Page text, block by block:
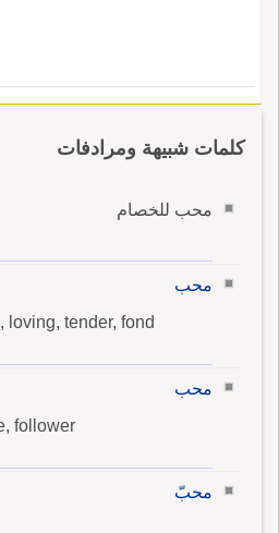
كلمات شبيهة ومرادفات
محب للخصام
محب
loving, tender, fond
محب
follower
محبّ